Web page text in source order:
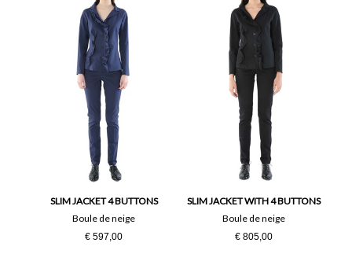
SLIM JACKET 4 BUTTONS
Boule de neige
€ 597,00
SLIM JACKET WITH 4 BUTTONS
Boule de neige
€ 805,00